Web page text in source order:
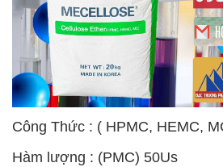
Công Thức : ( HPMC, HEMC,
Hàm lượng : (PMC) 50Us